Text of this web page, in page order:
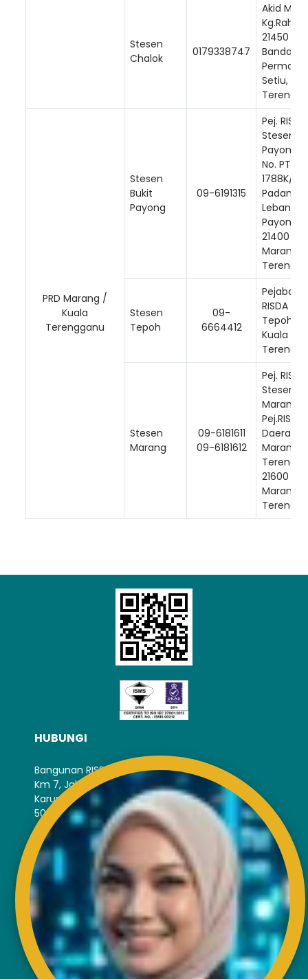
Stesen
Chalok
0179338747
Akid
21450
Bandar
Setiu,
PRD Marang /
Kuala
Terengganu
Stesen
Bukit
Payong
09-6191315
Pej. RISDA
Stesen
Payong
No. PT
1788K/
Padang
Leban,
Payong,
21400
Marang,
Stesen
Tepoh
09-
6664412
Pejabat
RISDA
Tepoh,
Kuala
Stesen
Marang
09-6181611
09-6181612
Pej. RISDA
Stesen
Marang,
Pej.RISDA
Daerah
Marang/
21600
Marang,
HUBUNGI
Bangunan RISDA
Km 7, Jalan Ampang,
Karung Berkunci 11067,
50990 Kuala Lumpur.
Tel : +603-4256 4022
Faks : +603- 4257 6726
PAUTAN LUAR
Penafian